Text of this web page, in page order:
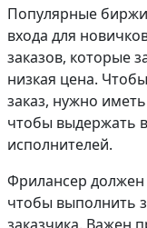
Популярные
входа для
заказов, которые
низкая цена.
заказ, нужно
чтобы выдержать
исполнителей.
Фрилансер должен
чтобы выполнить